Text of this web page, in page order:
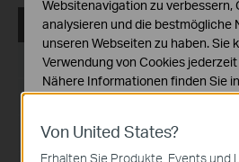
Archer T3U(UN)_V1_Mac os x
Datum der Veröffentlichung:2019-
Sprache:Englisch
Dateigröße:13.93 MB
Von United States?
Erhalten Sie Produkte, Events und
Websitenavigation zu verbessern,
analysieren und die bestmögliche
unseren Webseiten zu haben. Sie
Verwendung von Cookies
Nähere Informationen finden Sie
Datenschutzhinweisen.
Notwendige Cookies
Diese Cookies sind zur Funktion